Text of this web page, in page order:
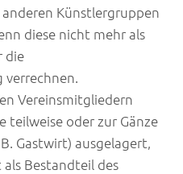
Künstlergruppen
diese nicht mehr als
die
Vereinsmitgliedern
teilweise oder zur Gänze
Gastwirt) ausgelagert,
Bestandteil des